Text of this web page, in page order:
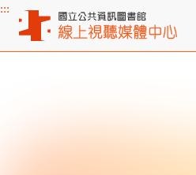
主要內容區塊
:::